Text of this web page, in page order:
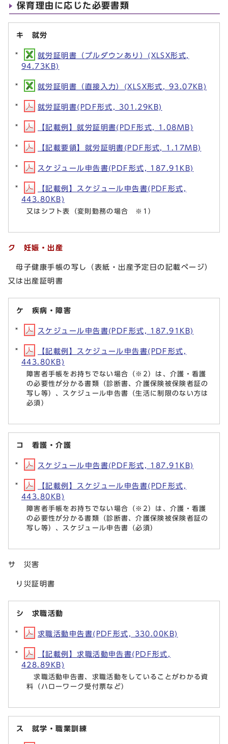
保育理由に応じた必要書類
キ 就労
就労証明書（プルダウンあり）(XLSX形式,
94.73KB)
就労証明書（直接入力）(XLSX形式, 93.07KB)
就労証明書(PDF形式, 301.29KB)
【記載例】就労証明書(PDF形式, 1.08MB)
【記載要領】就労証明書(PDF形式, 1.17MB)
スケジュール申告書(PDF形式, 187.91KB)
【記載例】スケジュール申告書(PDF形式,
443.80KB)
又はシフト表（変則勤務の場合 ※1）
ク 妊娠・出産
母子健康手帳の写し（表紙・出産予定日の記載ページ）
又は出産証明書
ケ 疾病・障害
スケジュール申告書(PDF形式, 187.91KB)
【記載例】スケジュール申告書(PDF形式,
443.80KB)
障害者手帳をお持ちでない場合（※2）は、介護・看護
の必要性が分かる書類（診断書、介護保険被保険者証の
写し等）、スケジュール申告書（生活に制限のない方は
必須）
コ 看護・介護
スケジュール申告書(PDF形式, 187.91KB)
【記載例】スケジュール申告書(PDF形式,
443.80KB)
障害者手帳をお持ちでない場合（※2）は、介護・看護
の必要性が分かる書類（診断書、介護保険被保険者証の
写し等）、スケジュール申告書（必須）
サ 災害
り災証明書
シ 求職活動
求職活動申告書(PDF形式, 330.00KB)
【記載例】求職活動申告書(PDF形式,
428.89KB)
求職活動申告書、求職活動をしていることがわかる資
料（ハローワーク受付票など）
ス 就学・職業訓練